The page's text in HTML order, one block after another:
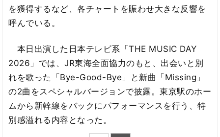
を獲得するなど、各チャートを賑わせ大きな反響を
呼んでいる。
本日出演した日本テレビ系「THE MUSIC DAY
2026」では、JR東海全面協力のもと、出会いと別
れを歌った「Bye-Good-Bye」と新曲「Missing」
の2曲をスペシャルバージョンで披露。東京駅のホー
ムから新幹線をバックにパフォーマンスを行う、特
別感溢れる内容となった。